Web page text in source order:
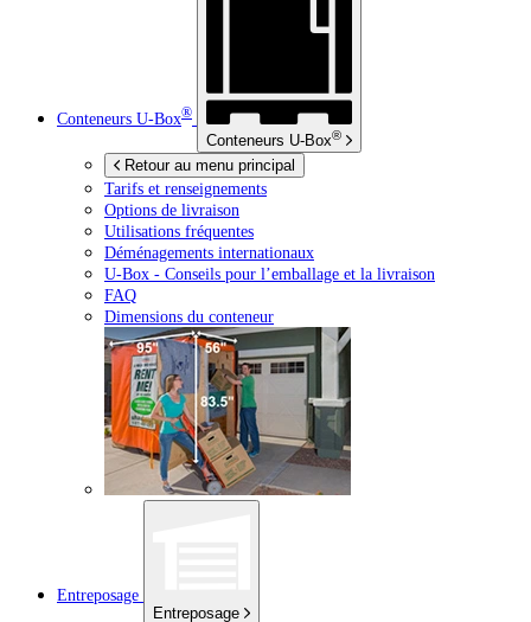
Conteneurs U-Box®
Conteneurs U-Box®
Retour au menu principal
Tarifs et renseignements
Options de livraison
Utilisations fréquentes
Déménagements internationaux
U-Box - Conseils pour l’emballage et la livraison
FAQ
Dimensions du conteneur
Entreposage
Entreposage